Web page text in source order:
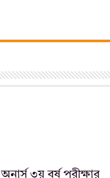
অনার্স ৩য় বর্ষ পরীক্ষার